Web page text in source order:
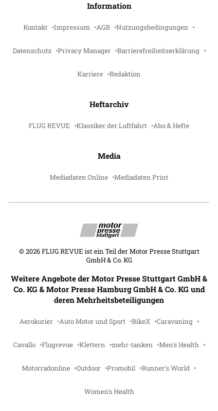
Information
Kontakt Impressum AGB Nutzungsbedingungen
Datenschutz Privacy Manager Barrierefreiheitserklärung
Karriere Redaktion
Heftarchiv
FLUG REVUE Klassiker der Luftfahrt Abo & Hefte
Media
Mediadaten Online Mediadaten Print
© 2026 FLUG REVUE ist ein Teil der Motor Presse Stuttgart
GmbH & Co. KG
Weitere Angebote der Motor Presse Stuttgart GmbH &
Co. KG & Motor Presse Hamburg GmbH & Co. KG und
deren Mehrheitsbeteiligungen
Aerokurier Auto Motor und Sport BikeX Caravaning
Cavallo Flugrevue Klettern mehr-tanken Men's Health
Motorradonline Outdoor Promobil Runner's World
Women's Health